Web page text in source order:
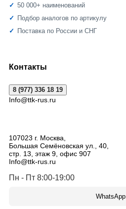
50 000+ наименований
Подбор аналогов по артикулу
Поставка по России и СНГ
Контакты
8 (977) 336 18 19
Info@ttk-rus.ru
107023 г. Москва
Большая Семёновская ул., 40,
стр. 13, этаж 9, офис 907
Info@ttk-rus.ru
Пн - Пт 8:00-19:00
WhatsApp